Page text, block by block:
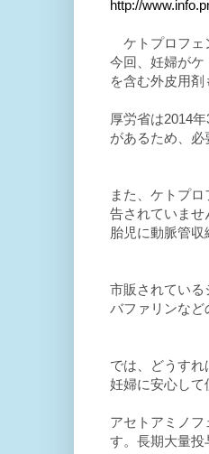
http://
ケトプロフェ
今回、妊婦がケ
を含む外皮用剤
厚労省は2014
があるため、必
また、ケトプ
告されていませ
胎児に動脈管収
市販されている
バファリンなど
では、どうすれ
妊婦に安心して
アセトアミノ
す。長期大量投